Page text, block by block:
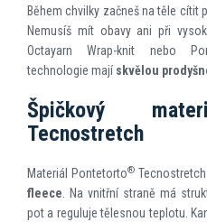
Během chvilky začneš na těle cítit
Nemusíš mít obavy ani při
Octayarn Wrap-knit nebo
technologie majískvělou
Špičkový
Tecnostretch
Materiál Pontetorto®
fleece . Na vnitřní straně má
pot a reguluje tělesnou teplotu.